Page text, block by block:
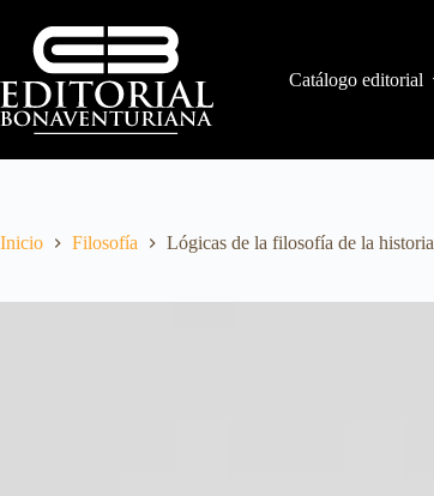
Catálogo editorial
Inicio Filosofía Lógicas de la filosofía de la historia